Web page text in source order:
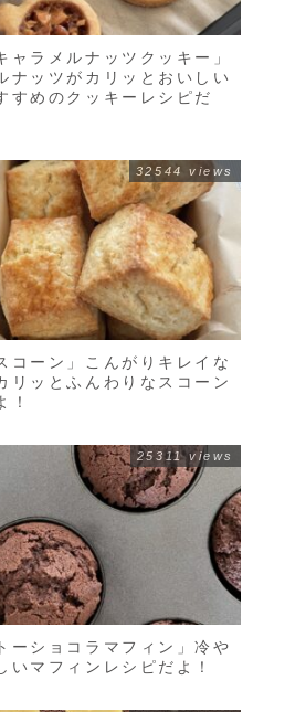
ャラメルナッツクッキー」
ナッツがカリッとおいしい
すめのクッキーレシピだ
コーン」こんがりキレイな
リッとふんわりなスコーン
！
32544 views
ーショコラマフィン」冷や
いマフィンレシピだよ！
25311 views